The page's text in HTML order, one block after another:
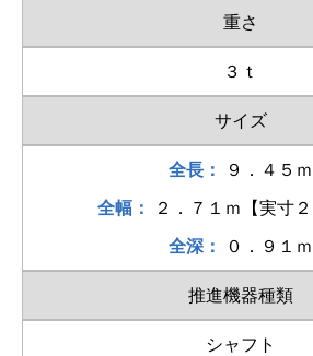
重さ
３ｔ
サイズ
全長： ９．４５ｍ
全幅： ２．７１ｍ【実寸２
全深： ０．９１ｍ
推進機器種類
シャフト